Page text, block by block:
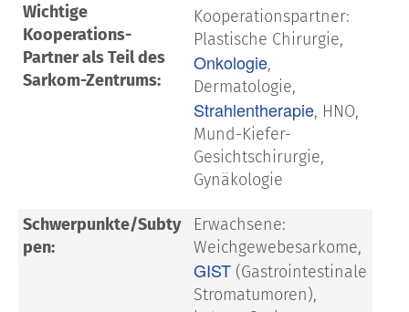
Wichtige
Kooperations-
Partner als Teil des
Sarkom-Zentrums:
Kooperationspartner:
Plastische Chirurgie,
Onkologie,
Dermatologie,
Strahlentherapie, HNO,
Mund-Kiefer-
Gesichtschirurgie,
Gynäkologie
Schwerpunkte/Subty
pen:
Erwachsene:
Weichgewebesarkome,
GIST (Gastrointestinale
Stromatumoren),